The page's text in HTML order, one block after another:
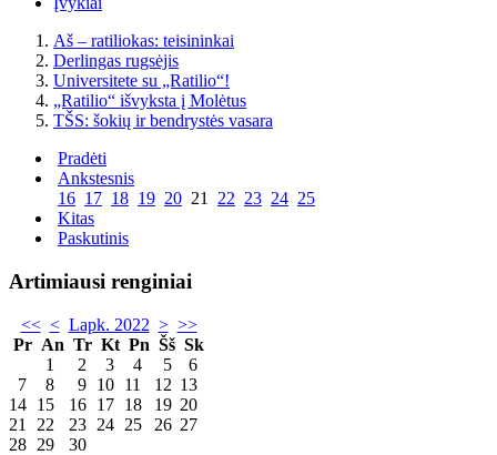
Aš – ratiliokas: teisininkai
Derlingas rugsėjis
Universitete su „Ratilio“!
„Ratilio“ išvyksta į Molėtus
TŠS: šokių ir bendrystės vasara
Pradėti
Ankstesnis
16 17 18 19 20 21 22 23 24 25
Kitas
Paskutinis
Artimiausi renginiai
<< < Lapk. 2022 > >>
Pr An Tr Kt Pn Šš Sk
1
2 3 4 5
6
7
8 9 10 11 12 13
14 15 16 17 18 19 20
21
22 23 24 25 26 27
28 29 30